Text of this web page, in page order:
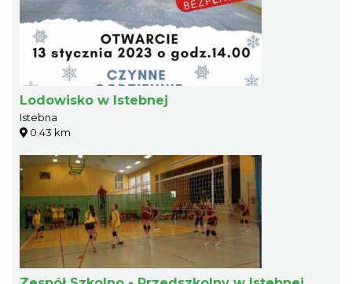
Lodowisko w Istebnej
Istebna
0.43 km